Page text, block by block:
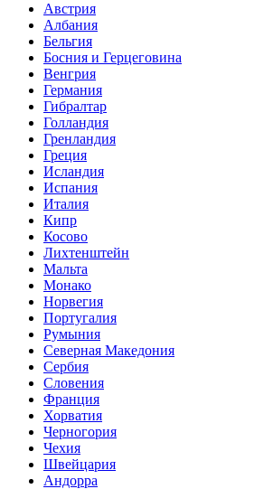
Австрия
Албания
Бельгия
Босния и Герцеговина
Венгрия
Германия
Гибралтар
Голландия
Гренландия
Греция
Исландия
Испания
Италия
Кипр
Косово
Лихтенштейн
Мальта
Монако
Норвегия
Португалия
Румыния
Северная Македония
Сербия
Словения
Франция
Хорватия
Черногория
Чехия
Швейцария
Андорра